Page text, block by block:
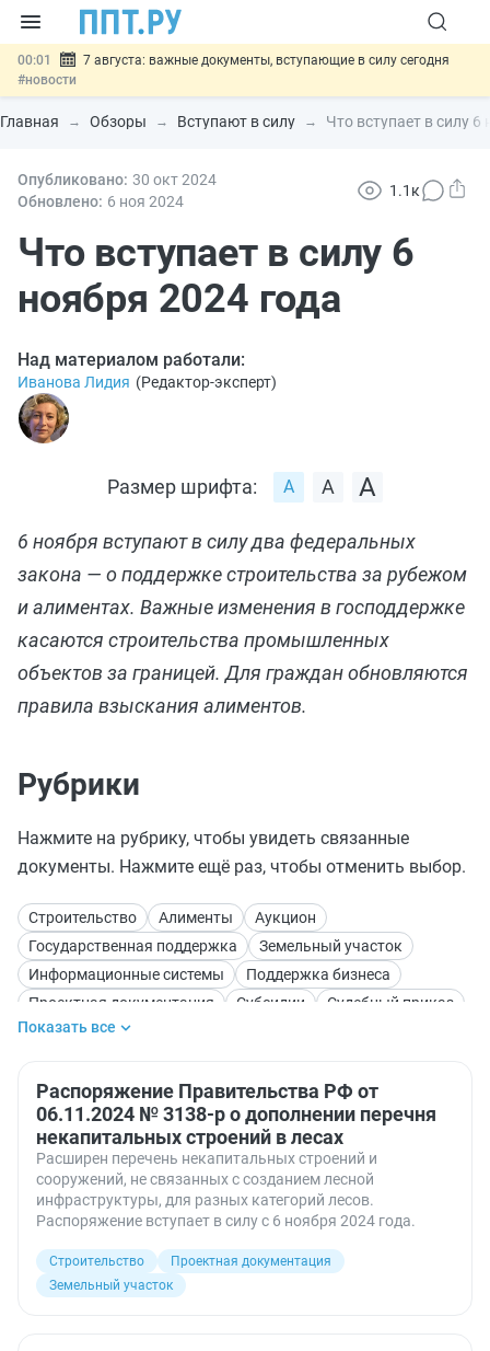
00:01
7 августа: важные документы, вступающие в силу сегодня
#новости
06.08 Минпромторг предложил запретить смешанные лоты
электроники в госзакупках#новости
06.08 Возврат денег за риелторские услуги при недействительных
сделках: инициатива#новости
банковской гарантией
Главная Обзоры Вступают в силу Что вступает в силу 6
Опубликовано: 30 окт2024
Обновлено: 6 ноя 2024
1.1к
Что вступает в силу 6
ноября 2024 года
Над материалом работали:
Иванова Лидия (Редактор-эксперт)
Размер шрифта:
6 ноября вступают в силу два федеральных
закона — о поддержке строительства за рубежом
и алиментах. Важные изменения в господдержке
касаются строительства промышленных
объектов за границей. Для граждан обновляются
правила взыскания алиментов.
Рубрики
Нажмите на рубрику, чтобы увидеть связанные
документы. Нажмите ещё раз, чтобы отменить выбор.
Строительство Алименты
Аукцион
Государственная поддержка
Земельный участок
Информационные системы
Поддержка бизнеса
Проектная документация
Субсидии
Судебный приказ
Торги
Экология. Окружающая среда
Показать все
Распоряжение Правительства РФ от
06.11.2024 № 3138-р о дополнении перечня
некапитальных строений в лесах
Расширен перечень некапитальных строений и
сооружений, не связанных с созданием лесной
инфраструктуры, для разных категорий лесов.
Распоряжение вступает в силу с 6 ноября 2024 года.
Строительство
Проектная документация
Земельный участок